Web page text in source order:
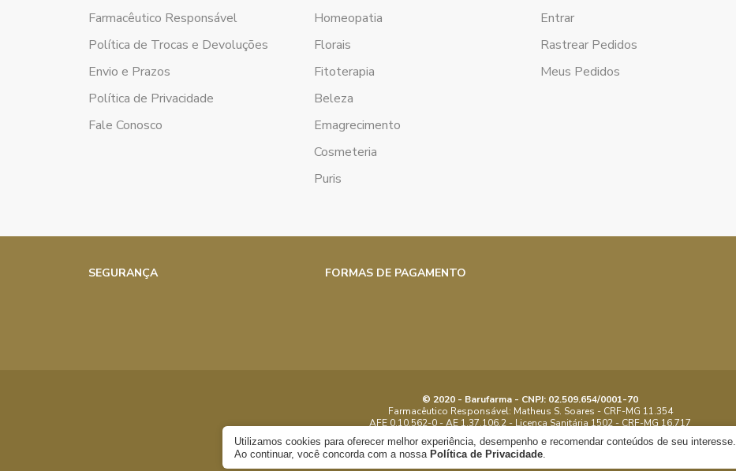
Farmacêutico Responsável
Política de Trocas e Devoluções
Envio e Prazos
Política de Privacidade
Fale Conosco
Homeopatia
Florais
Fitoterapia
Beleza
Emagrecimento
Cosmeteria
Puris
Entrar
Rastrear Pedidos
Meus Pedidos
SEGURANÇA FORMAS DE PAGAMENTO
© 2020 - Barufarma - CNPJ: 02.509.654/0001-70
Farmacêutico Responsável: Matheus S. Soares - CRF-MG 11.354
AFE 0.10.562-0 - AE 1.37.106.2 - Licença Sanitária 1502 - CRF-MG 16.717
Objeto Licenciado: Manipular, Dispensar - Proibida reprodução parcial ou total
Utilizamos cookies para oferecer melhor experiência, desempenho e recomendar conteúdos de seu interesse.
Ao continuar, você concorda com a nossa Política de Privacidade.